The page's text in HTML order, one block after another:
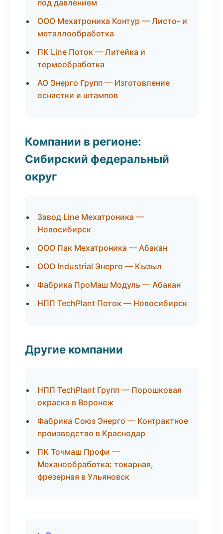
под давлением
ООО Мехатроника Контур — Листо- и
металлообработка
ПК Line Поток — Литейка и
термообработка
АО Энерго Групп — Изготовление
оснастки и штампов
Компании в регионе:
Сибирский федеральный
округ
Завод Line Мехатроника —
Новосибирск
ООО Пак Мехатроника — Абакан
ООО Industrial Энерго — Кызыл
Фабрика ПроМаш Модуль — Абакан
НПП TechPlant Поток — Новосибирск
Другие компании
НПП TechPlant Групп — Порошковая
окраска в Воронеж
Фабрика Союз Энерго — Контрактное
производство в Краснодар
ПК Точмаш Профи —
Механообработка: токарная,
фрезерная в Ульяновск